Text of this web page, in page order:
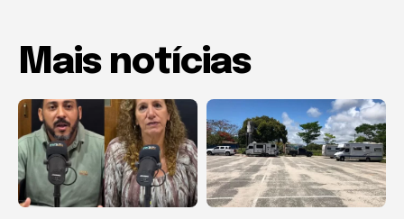
Mais notícias